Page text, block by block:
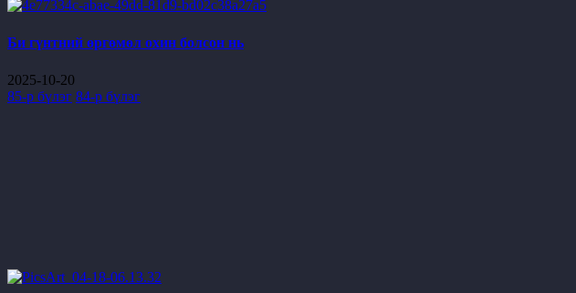
Би гүнтний өргөмөл охин болсон нь
2025-10-20
85-р бүлэг 84-р бүлэг